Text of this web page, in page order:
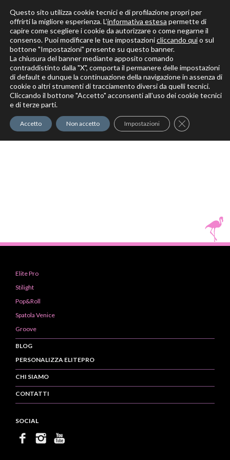
Solo per veri decoratori
Elite Pro
Elite Pro
Stilight
Pop&Roll
Spatola Venice
Groove
BLOG
PERSONALIZZA ELITEPRO
CHI SIAMO
CONTATTI
SOCIAL
Questo sito utilizza cookie tecnici e di profilazione propri per
offrirti la migliore esperienza. L’informativa estesa permette di
capire come scegliere i cookie da autorizzare o come negarne il
consenso. Puoi modificare le tue impostazionicliccando quio sul
bottone "Impostazioni" presente su questo banner.
La chiusura del banner mediante apposito comando
contraddistinto dalla "X", comporta il permanere delle impostazioni
di default e dunque la continuazione della navigazione in assenza di
cookie o altri strumenti di tracciamento diversi da quelli tecnici.
Cliccando il bottone "Accetto" acconsenti all'uso dei cookie tecnici
e di terze parti.
Accetto Non accetto Impostazioni Close GDPR